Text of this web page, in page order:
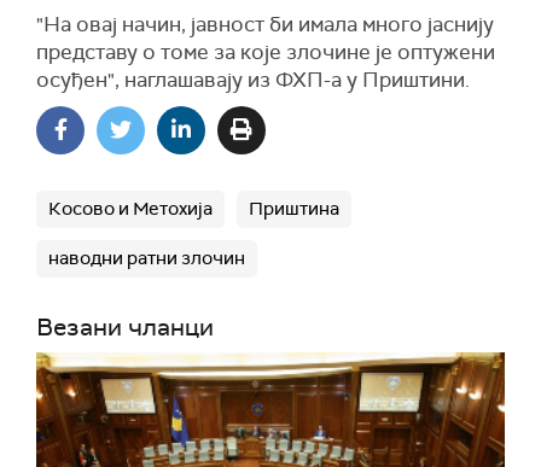
"На овај начин, јавност би имала много јаснију
представу о томе за које злочине је оптужени
осуђен", наглашавају из ФХП-а у Приштини.
Косово и Метохија Приштина
наводни ратни злочин
Везани чланци